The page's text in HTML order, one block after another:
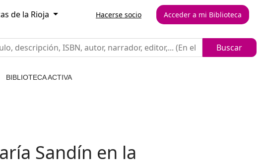
de la Rioja Hacerse socio Acceder a mi Biblioteca
BIBLIOTECA ACTIVA
Sandín en la